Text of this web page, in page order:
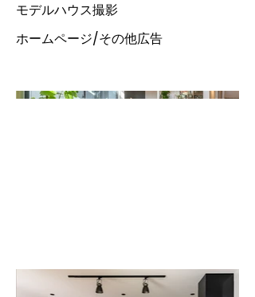
モデルハウス撮影
ホームページ/その他広告